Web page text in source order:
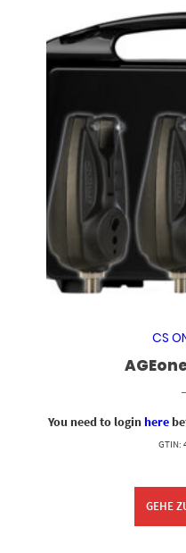
CS
You need to loginhere
GTIN:
GEHE